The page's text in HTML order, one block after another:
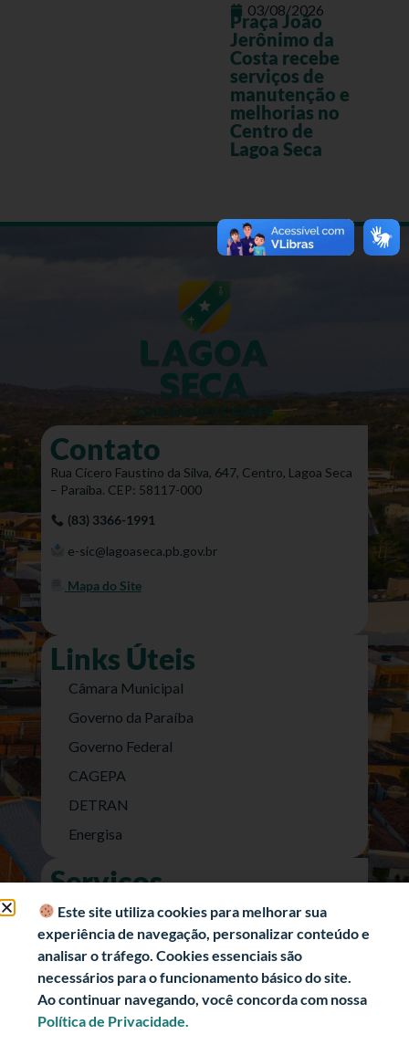
03/08/2026
Praça João
Jerônimo da
Costa recebe
serviços de
manutenção e
melhorias no
Centro de
Lagoa Seca
Contato
Rua Cícero Faustino da Silva, 647, Centro, Lagoa Seca
– Paraíba. CEP: 58117-000
(83) 3366-1991
e-sic@lagoaseca.pb.gov.br
Mapa do Site
Links Úteis
Câmara Municipal
Governo da Paraíba
Governo Federal
CAGEPA
DETRAN
Energisa
Serviços
Nota Fiscal Eletrônica
e-SIC (Acesso a Informação)
Transparência Fiscal
História
Informações Turísticas
Este site utiliza cookies para melhorar sua
experiência de navegação, personalizar conteúdo e
analisar o tráfego. Cookies essenciais são
necessários para o funcionamento básico do site.
Ao continuar navegando, você concorda com nossa
Política de Privacidade.